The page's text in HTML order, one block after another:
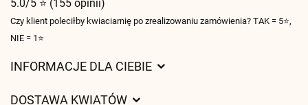
5.0/5 ⭐ (155 opinii)
Czy klient poleciłby kwiaciarnię po zrealizowaniu zamówienia? TAK = 5⭐,
NIE = 1⭐
INFORMACJE DLA CIEBIE
DOSTAWA KWIATÓW